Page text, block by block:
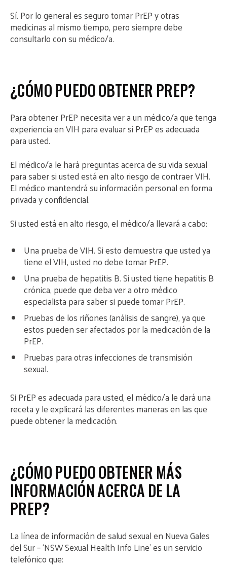
Sí. Por lo general es seguro tomar PrEP y otras
medicinas al mismo tiempo, pero siempre debe
consultarlo con su médico/a.
¿CÓMO PUEDO OBTENER PREP?
Para obtener PrEP necesita ver a un médico/a que tenga
experiencia en VIH para evaluar si PrEP es adecuada
para usted.
El médico/a le hará preguntas acerca de su vida sexual
para saber si usted está en alto riesgo de contraer VIH.
El médico mantendrá su información personal en forma
privada y confidencial.
Si usted está en alto riesgo, el médico/a llevará a cabo:
Una prueba de VIH. Si esto demuestra que usted ya
tiene el VIH, usted no debe tomar PrEP.
Una prueba de hepatitis B. Si usted tiene hepatitis B
crónica, puede que deba ver a otro médico
especialista para saber si puede tomar PrEP.
Pruebas de los riñones (análisis de sangre), ya que
estos pueden ser afectados por la medicación de la
PrEP.
Pruebas para otras infecciones de transmisión
sexual.
Si PrEP es adecuada para usted, el médico/a le dará una
receta y le explicará las diferentes maneras en las que
puede obtener la medicación.
¿CÓMO PUEDO OBTENER MÁS
INFORMACIÓN ACERCA DE LA
PREP?
La línea de información de salud sexual en Nueva Gales
del Sur – ‘NSW Sexual Health Info Line’ es un servicio
telefónico que: